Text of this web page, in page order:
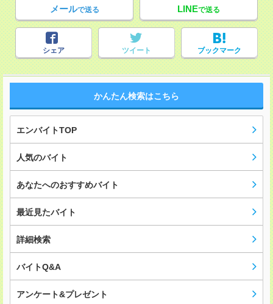
メールで送る LINEで送る
シェア ツイート ブックマーク
かんたん検索はこちら
エンバイトTOP
人気のバイト
あなたへのおすすめバイト
最近見たバイト
詳細検索
バイトQ&A
アンケート&プレゼント